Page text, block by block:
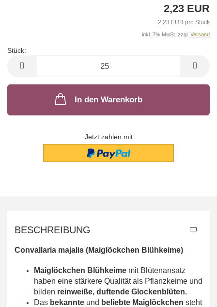
2,23 EUR
2,23 EUR pro Stück
inkl. 7% MwSt. zzgl. Versand
Stück:
In den Warenkorb
Jetzt zahlen mit
BESCHREIBUNG
Convallaria majalis (Maiglöckchen Blühkeime)
Maiglöckchen Blühkeime mit Blütenansatz
haben eine stärkere Qualität als Pflanzkeime und
bilden reinweiße, duftende Glockenblüten.
Das bekannte und beliebte Maiglöckchen steht